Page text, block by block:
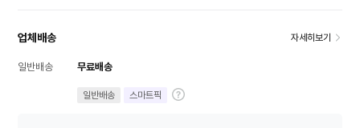
업체배송 자세히보기
일반배송 무료배송
일반배송 스마트픽